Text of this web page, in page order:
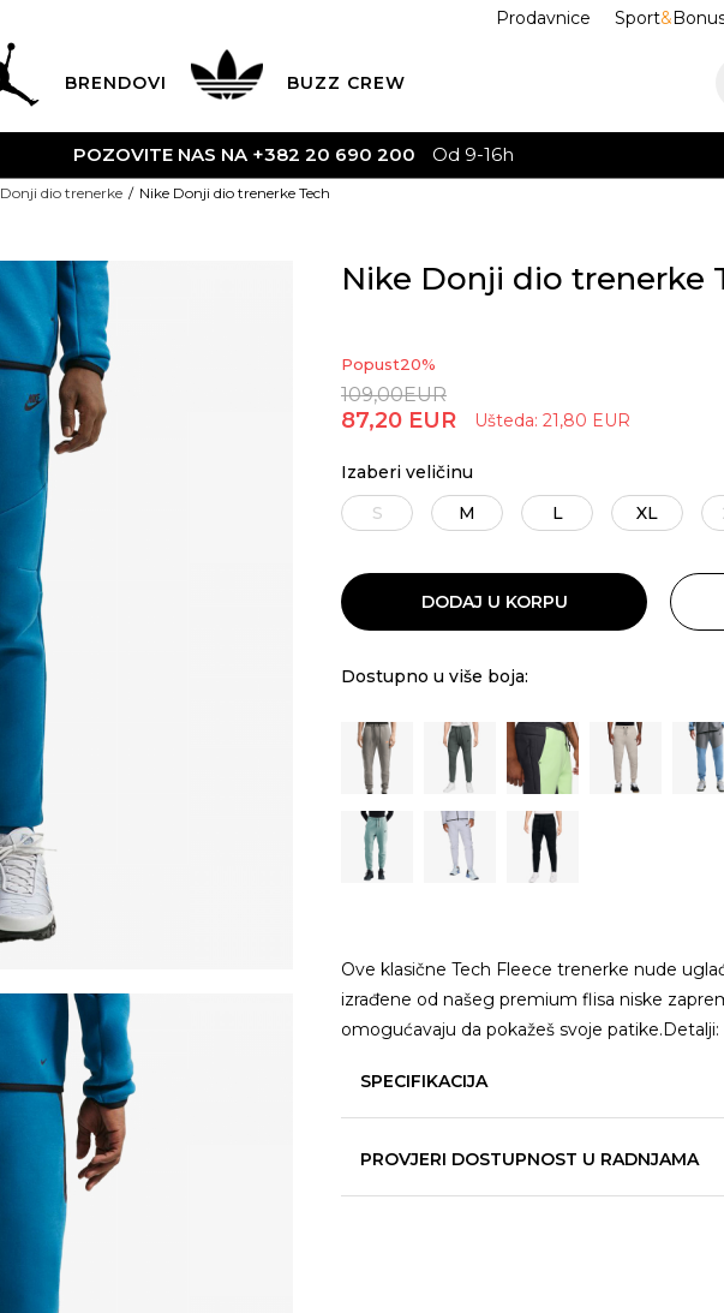
Prodavnice Sport&
BRENDOVI BUZZ CREW
POZOVITE NAS NA +382 20 690 200 Od 9-16h
Donji dio trenerke Nike Donji dio trenerke Tech
Nike Donji dio trenerke
Popust20%
109,00EUR
87,20 EUR Ušteda: 21,80 EUR
Izaberi veličinu
S
M L XL
DODAJ U KORPU
Dostupno u više boja:
Ove klasične Tech Fleece trenerke nude
izrađene od našeg premium flisa niske
omogućavaju da pokažeš svoje
SPECIFIKACIJA
PROVJERI DOSTUPNOST U RADNJAMA